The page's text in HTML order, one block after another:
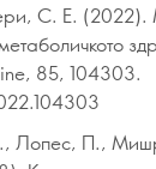
С. Е. (2022).
85, 104303.
Лопес, П.,